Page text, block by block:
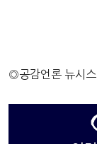
◎공감언론 뉴시스